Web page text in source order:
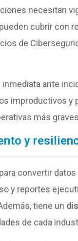
necesitan
cubrir con
de
ante
improductivos y
más
y
convertir
y reportes
tiene un
de cada